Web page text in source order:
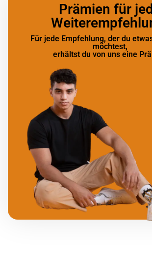
Prämien für
Für jede Empfehlung, der du
möchtest,
erhältst du von uns eine